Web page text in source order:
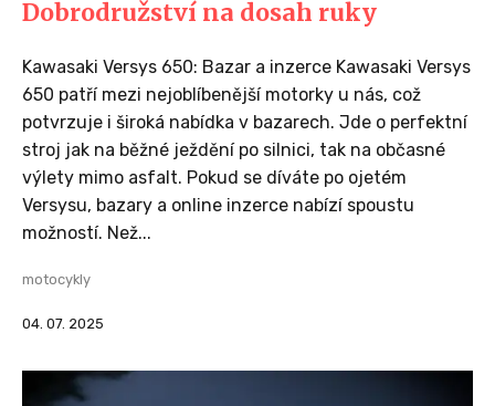
Dobrodružství na dosah ruky
Kawasaki Versys 650: Bazar a inzerce Kawasaki Versys
650 patří mezi nejoblíbenější motorky u nás, což
potvrzuje i široká nabídka v bazarech. Jde o perfektní
stroj jak na běžné ježdění po silnici, tak na občasné
výlety mimo asfalt. Pokud se díváte po ojetém
Versysu, bazary a online inzerce nabízí spoustu
možností. Než...
motocykly
04. 07. 2025